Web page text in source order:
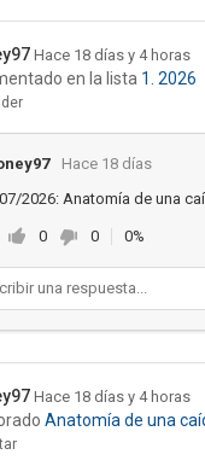
Hace 18 días y 4 horas
en la lista 1. 2026
Hace 18 días
2026: Anatomía de una
0 0 0%
Hace 18 días y 4 horas
Anatomía de una